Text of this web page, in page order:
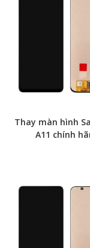
Thay màn hình
A11 chính